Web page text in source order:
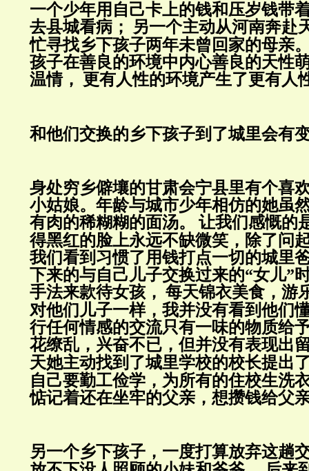
一个少年用自己卡上的钱和压岁钱带
去县城看病；
另一个主动从河南奔赴
忙寻找乡下孩子两年未曾回家的母亲
孩子在善良的环境中内心善良的天性
温情， 更有人性的环境产生了更有人
和他们交换的乡下孩子到了城里会有
身处穷乡僻壤的甘肃会宁县里有个喜
小姑娘。年龄与城市少年相仿的她虽
有肉的稀糊糊的面汤。
让我们感慨的
得黑红的脸上永远不缺微笑，除了问
我们看到习惯了用钱打点一切的城里
下来的与自己儿子交换过来的“女儿”
手法来款待女孩， 每天锦衣美食，游
对他们儿子一样，我并没有看到他们
行任何情感的交流只有一味的物质给
花缭乱，兴奋不已，但并没有表现出
天她主动找到了城里学校的校长提出
自己要勤工俭学，为所有的住校生洗
惦记着还在坐牢的父亲，想攒钱给父
另一个乡下孩子，一度打算放弃这趟